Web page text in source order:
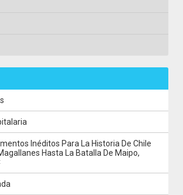
Inéditos Para La Historia De Chile
Hasta La Batalla De Maipo,